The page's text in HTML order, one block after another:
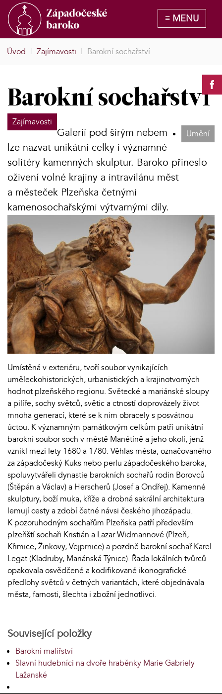
Úvod | Zajímavosti | Barokní sochařství
Barokní sochařství
Zajímavosti
Umění
Galerií pod širým nebem
lze nazvat unikátní celky i významné
solitéry kamenných skulptur. Baroko přineslo
oživení volné krajiny a intravilánu měst
a městeček Plzeňska četnými
kamenosochařskými výtvarnými díly.
Umístěná v exteriéru, tvoří soubor vynikajících
uměleckohistorických, urbanistických a krajinotvorných
hodnot plzeňského regionu. Světecké a mariánské sloupy
a pilíře, sochy světců, světic a ctností doprovázely život
mnoha generací, které se k nim obracely s posvátnou
úctou. K významným památkovým celkům patří unikátní
barokní soubor soch v městě Manětíně a jeho okolí, jenž
vznikl mezi lety 1680 a 1780. Věhlas města, označovaného
za západočeský Kuks nebo perlu západočeského baroka,
spoluvytvářeli dynastie barokních sochařů rodin Borovců
(Štěpán a Václav) a Herscherů (Josef a Ondřej). Kamenné
skulptury, boží muka, kříže a drobná sakrální architektura
lemují cesty a zdobí četné návsi českého jihozápadu.
K pozoruhodným sochařům Plzeňska patří především
plzeňští sochaři Kristián a Lazar Widmannové (Plzeň,
Křimice, Žinkovy, Vejprnice) a pozdně barokní sochař Karel
Legat (Kladruby, Mariánská Týnice). Řada lokálních tvůrců
opakovala osvědčené a kodifikované ikonografické
předlohy světců v četných variantách, které objednávala
města, farnosti, šlechta i zbožní jednotlivci.
Související položky
Barokní malířství
Slavní hudebníci na dvoře hraběnky Marie Gabriely
Lažanské